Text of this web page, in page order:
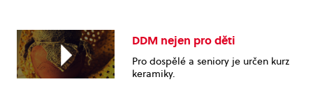
DDM nejen pro děti
Pro dospělé a seniory je určen kurz
keramiky.